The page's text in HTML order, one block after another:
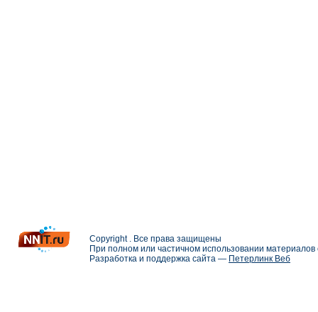
Copyright . Все права защищены
При полном или частичном использовании
Разработка и поддержка сайта — Петерлинк Веб